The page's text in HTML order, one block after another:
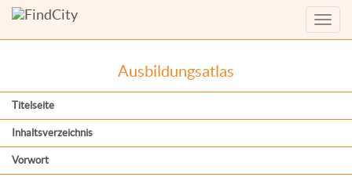
Menü
Ausbildungsatlas
Titelseite
Inhaltsverzeichnis
Vorwort